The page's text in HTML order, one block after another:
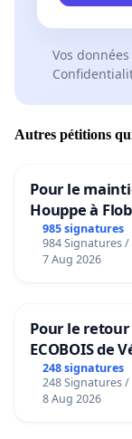
Vos
Autres pétitions
Pour le
Houppe à
985 signatures
984 Signatures
7 Aug 2026
Pour le retour
ECOBOIS de
248 signatures
248 Signatures
8 Aug 2026